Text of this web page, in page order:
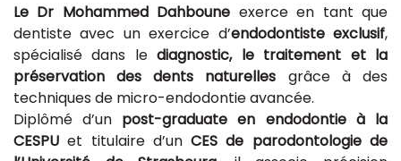
Le Dr Mohammed Dahboune exerce en tant que
dentiste avec un exercice d’endodontiste exclusif,
spécialisé dans lediagnostic, le traitement et la
préservation des dents naturelles grâce à des
techniques de micro-endodontie avancée.
Diplômé d’un post-graduate en endodontie à la
CESPU et titulaire d’unCES de parodontologie de